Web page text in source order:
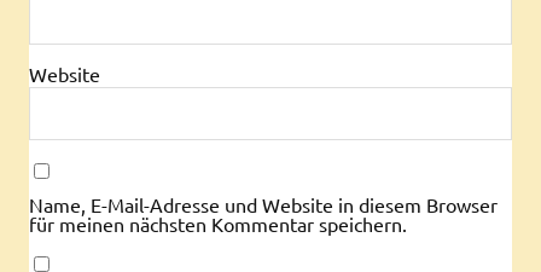
Website
Name, E-Mail-Adresse und Website in diesem Browser
für meinen nächsten Kommentar speichern.